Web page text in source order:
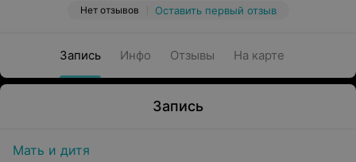
Нет отзывов Оставить первый отзыв
Запись Инфо Отзывы На карте
Запись
Мать и дитя